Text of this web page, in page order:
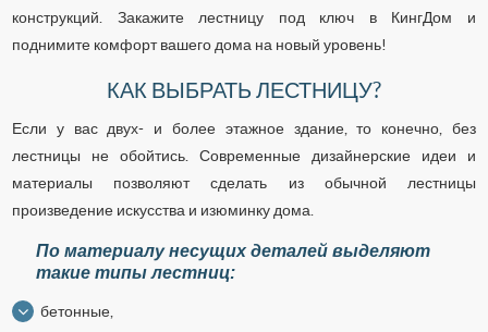
конструкций. Закажите лестницу под ключ в КингДом и
поднимите комфорт вашего дома на новый уровень!
КАК ВЫБРАТЬ ЛЕСТНИЦУ?
Если у вас двух- и более этажное здание, то конечно, без
лестницы не обойтись. Современные дизайнерские идеи и
материалы позволяют сделать из обычной лестницы
произведение искусства и изюминку дома.
По материалу несущих деталей выделяют
такие типы лестниц:
бетонные,